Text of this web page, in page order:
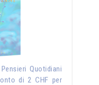
Quotidiani
di 2 CHF per